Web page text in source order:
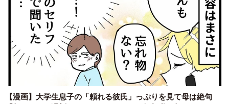
【漫画】大学生息子の「頼れる彼氏」っぷりを見て母は絶句